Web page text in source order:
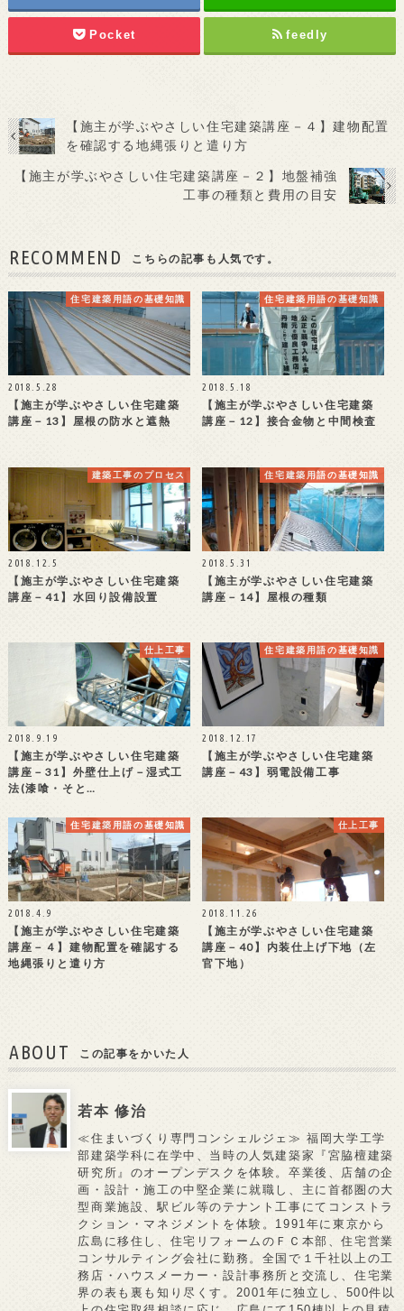
Pocket feedly
【施主が学ぶやさしい住宅建築講座－４】建物配置
を確認する地縄張りと遣り方
【施主が学ぶやさしい住宅建築講座－２】地盤補強
工事の種類と費用の目安
RECOMMEND こちらの記事も人気です。
住宅建築用語の基礎知識
2018.5.28
【施主が学ぶやさしい住宅建築
講座－13】屋根の防水と遮熱
住宅建築用語の基礎知識
2018.5.18
【施主が学ぶやさしい住宅建築
講座－12】接合金物と中間検査
建築工事のプロセス
2018.12.5
【施主が学ぶやさしい住宅建築
講座－41】水回り設備設置
住宅建築用語の基礎知識
2018.5.31
【施主が学ぶやさしい住宅建築
講座－14】屋根の種類
仕上工事
2018.9.19
【施主が学ぶやさしい住宅建築
講座－31】外壁仕上げ－湿式工
法(漆喰・そと…
住宅建築用語の基礎知識
2018.12.17
【施主が学ぶやさしい住宅建築
講座－43】弱電設備工事
住宅建築用語の基礎知識
2018.4.9
【施主が学ぶやさしい住宅建築
講座－４】建物配置を確認する
地縄張りと遣り方
仕上工事
2018.11.26
【施主が学ぶやさしい住宅建築
講座－40】内装仕上げ下地（左
官下地）
ABOUT この記事をかいた人
若本 修治
≪住まいづくり専門コンシェルジェ≫ 福岡大学工学
部建築学科に在学中、当時の人気建築家『宮脇檀建築
研究所』のオープンデスクを体験。卒業後、店舗の企
画・設計・施工の中堅企業に就職し、主に首都圏の大
型商業施設、駅ビル等のテナント工事にてコンストラ
クション・マネジメントを体験。1991年に東京から
広島に移住し、住宅リフォームのＦＣ本部、住宅営業
コンサルティング会社に勤務。全国で１千社以上の工
務店・ハウスメーカー・設計事務所と交流し、住宅業
界の表も裏も知り尽くす。2001年に独立し、500件以